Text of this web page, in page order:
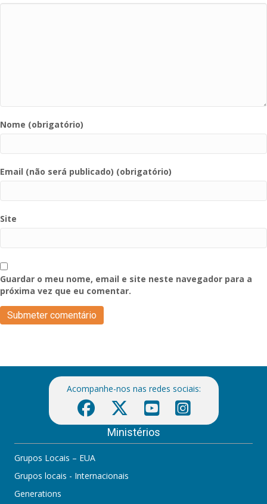
Nome (obrigatório)
Email (não será publicado) (obrigatório)
Site
Guardar o meu nome, email e site neste navegador para a
próxima vez que eu comentar.
Acompanhe-nos nas redes sociais:
Ministérios
Grupos Locais – EUA
Grupos locais - Internacionais
Generations